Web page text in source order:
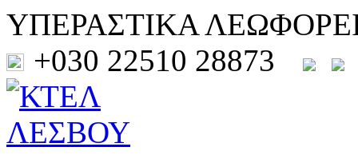
ΥΠΕΡΑΣΤΙΚΑ
+030 22510 28873